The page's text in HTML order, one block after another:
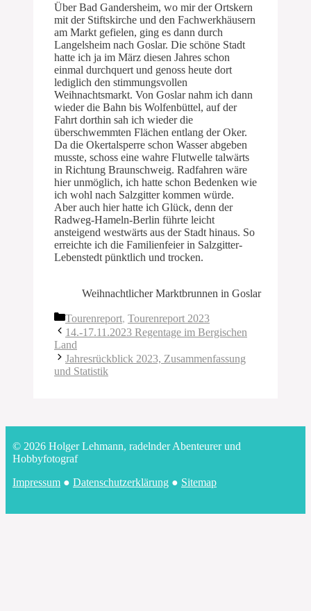
Über Bad Gandersheim, wo mir der Ortskern
mit der Stiftskirche und den Fachwerkhäusern
am Markt gefielen, ging es dann durch
Langelsheim nach Goslar. Die schöne Stadt
hatte ich ja im März diesen Jahres schon
einmal durchquert und genoss heute dort
lediglich den stimmungsvollen
Weihnachtsmarkt. Von Goslar nahm ich dann
wieder die Bahn bis Wolfenbüttel, auf der
Fahrt dorthin sah ich wieder die
überschwemmten Flächen entlang der Oker.
Da die Okertalsperre schon Wasser abgeben
musste, schoss eine wahre Flutwelle talwärts
in Richtung Braunschweig. Radfahren wäre
hier unmöglich, ich hatte schon Bedenken wie
ich wohl nach Salzgitter kommen würde.
Aber auch hier hatte ich Glück, denn der
Radweg-Hameln-Berlin führte leicht
ansteigend westwärts aus der Stadt hinaus. So
erreichte ich die Familienfeier in Salzgitter-
Lebenstedt pünktlich und trocken.
Weihnachtlicher Marktbrunnen in Goslar
Kategorien
Tourenreport, Tourenreport 2023
14.-17.11.2023 Regentage im Bergischen
Land
Jahresrückblick 2023, Zusammenfassung
und Statistik
© 2026 Holger Lehmann, radelnder Abenteurer und
Hobbyfotograf
Impressum ● Datenschutzerklärung ● Sitemap